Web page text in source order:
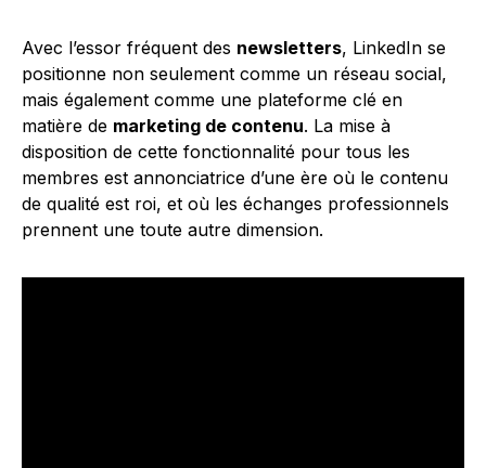
Avec l’essor fréquent des newsletters, LinkedIn se
positionne non seulement comme un réseau social,
mais également comme une plateforme clé en
matière de marketing de contenu. La mise à
disposition de cette fonctionnalité pour tous les
membres est annonciatrice d’une ère où le contenu
de qualité est roi, et où les échanges professionnels
prennent une toute autre dimension.